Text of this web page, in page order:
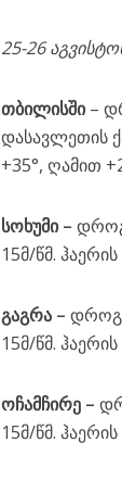
25-26
თბილისში –
დასავლეთის
+35°, ღამით
სოხუმი–
15მ/წმ.
გაგრა –
15მ/წმ.
ოჩამჩირე –
15მ/წმ.